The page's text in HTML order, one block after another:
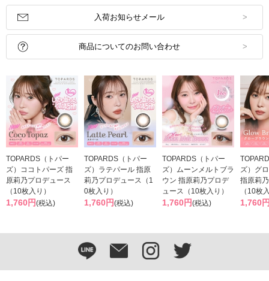
入荷お知らせメール
商品についてのお問い合わせ
TOPARDS（トパー
ズ）ココトパーズ 指
原莉乃プロデュース
（10枚入り）
1,760円(税込)
TOPARDS（トパー
ズ）ラテパール 指原
莉乃プロデュース（1
0枚入り）
1,760円(税込)
TOPARDS（トパー
ズ）ムーンメルトブラ
ウン 指原莉乃プロデ
ュース（10枚入り）
1,760円(税込)
ズ）グ
指原莉
（10枚
1,760